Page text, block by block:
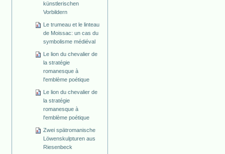
künstlerischen
Vorbildern
Le trumeau et le linteau
de Moissac: un cas du
symbolisme médiéval
Le lion du chevalier de
la stratégie
romanesque à
l'emblème poétique
Le lion du chevalier de
la stratégie
romanesque à
l'emblème poétique
Zwei spätromanische
Löwenskulpturen aus
Riesenbeck